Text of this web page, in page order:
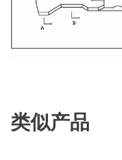
类似产品